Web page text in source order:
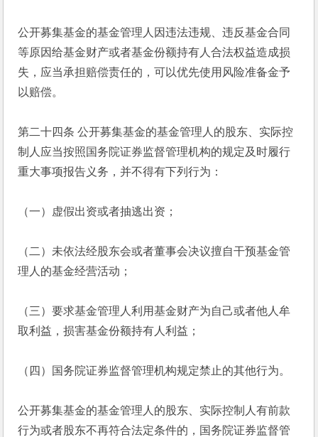
公开募集基金的基金管理人因违法违规、违反基金合同
等原因给基金财产或者基金份额持有人合法权益造成损
失，应当承担赔偿责任的，可以优先使用风险准备金予
以赔偿。
第二十四条 公开募集基金的基金管理人的股东、实际控
制人应当按照国务院证券监督管理机构的规定及时履行
重大事项报告义务，并不得有下列行为：
（一）虚假出资或者抽逃出资；
（二）未依法经股东会或者董事会决议擅自干预基金管
理人的基金经营活动；
（三）要求基金管理人利用基金财产为自己或者他人牟
取利益，损害基金份额持有人利益；
（四）国务院证券监督管理机构规定禁止的其他行为。
公开募集基金的基金管理人的股东、实际控制人有前款
行为或者股东不再符合法定条件的，国务院证券监督管